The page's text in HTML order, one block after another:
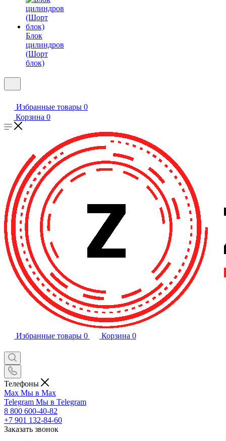
Блок
цилиндров
(Шорт
блок)
Избранные товары 0
Корзина 0
Избранные товары 0 Корзина 0
Телефоны
Max Мы в Max
Telegram Мы в Telegram
8 800 600-40-82
+7 901 132-84-60
Заказать звонок